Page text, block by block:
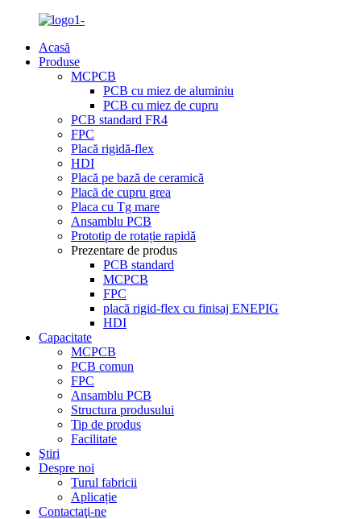
Acasă
Produse
MCPCB
PCB cu miez de aluminiu
PCB cu miez de cupru
PCB standard FR4
FPC
Placă rigidă-flex
HDI
Placă pe bază de ceramică
Placă de cupru grea
Placa cu Tg mare
Ansamblu PCB
Prototip de rotație rapidă
Prezentare de produs
PCB standard
MCPCB
FPC
placă rigid-flex cu finisaj ENEPIG
HDI
Capacitate
MCPCB
PCB comun
FPC
Ansamblu PCB
Structura produsului
Tip de produs
Facilitate
Ştiri
Despre noi
Turul fabricii
Aplicație
Contactaţi-ne